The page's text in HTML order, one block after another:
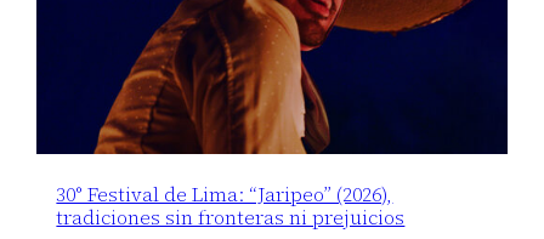
30° Festival de Lima: “Jaripeo” (2026),
tradiciones sin fronteras ni prejuicios